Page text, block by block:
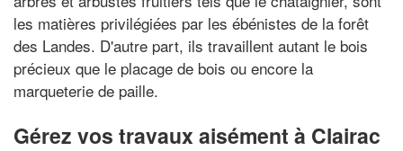
les matières privilégiées par les ébénistes de la forêt
des Landes. D'autre part, ils travaillent autant le bois
précieux que le placage de bois ou encore la
marqueterie de paille.
Gérez vos travaux aisément à Clairac